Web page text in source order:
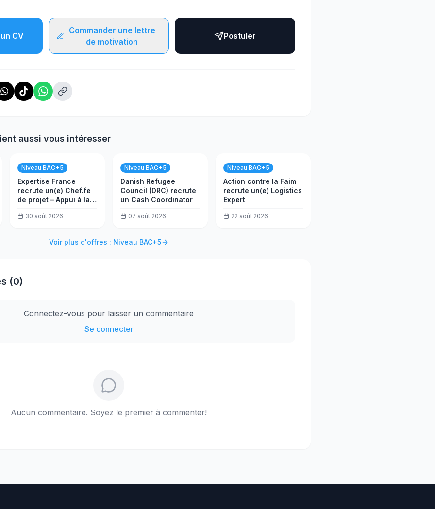
CV
Commander une lettre
de motivation
Postuler
aussi vous intéresser
Niveau BAC+5
Expertise France
recrute un(e) Chef.fe
de projet – Appui à la
l'administration fiscale
30 août 2026
Niveau BAC+5
Danish Refugee
Council (DRC) recrute
un Cash Coordinator
07 août 2026
Niveau BAC+5
Action contre la Faim
recrute un(e) Logistics
Expert
22 août 2026
Voir plus d'offres : Niveau BAC+5
(0)
Connectez-vous pour laisser un commentaire
Se connecter
Aucun commentaire. Soyez le premier à commenter!